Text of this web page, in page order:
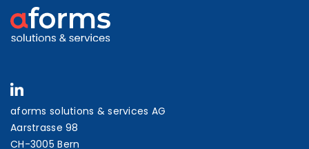
aforms solutions & services AG
Aarstrasse 98
CH-3005 Bern